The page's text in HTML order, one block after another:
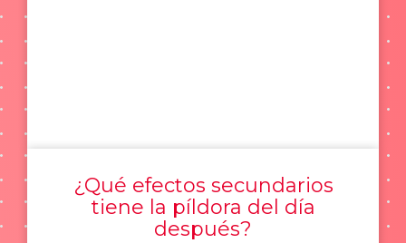
¿Qué efectos secundarios
tiene la píldora del día
después?